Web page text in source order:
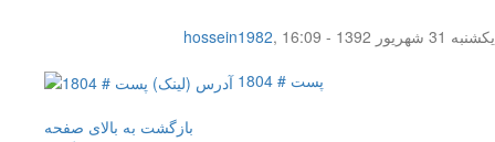
hossein1982,
یکشنبه 31 شهریور 1392 - 16:09
پست # 1804
بازگشت به بالای صفحه